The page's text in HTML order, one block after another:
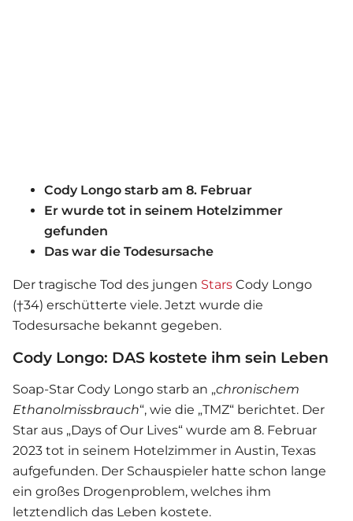
Cody Longo starb am 8. Februar
Er wurde tot in seinem Hotelzimmer
gefunden
Das war die Todesursache
Der tragische Tod des jungen Stars Cody Longo
(†34) erschütterte viele. Jetzt wurde die
Todesursache bekannt gegeben.
Cody Longo: DAS kostete ihm sein Leben
Soap-Star Cody Longo starb an „chronischem
Ethanolmissbrauch“, wie die „TMZ“ berichtet. Der
Star aus „Days of Our Lives“ wurde am 8. Februar
2023 tot in seinem Hotelzimmer in Austin, Texas
aufgefunden. Der Schauspieler hatte schon lange
ein großes Drogenproblem, welches ihm
letztendlich das Leben kostete.